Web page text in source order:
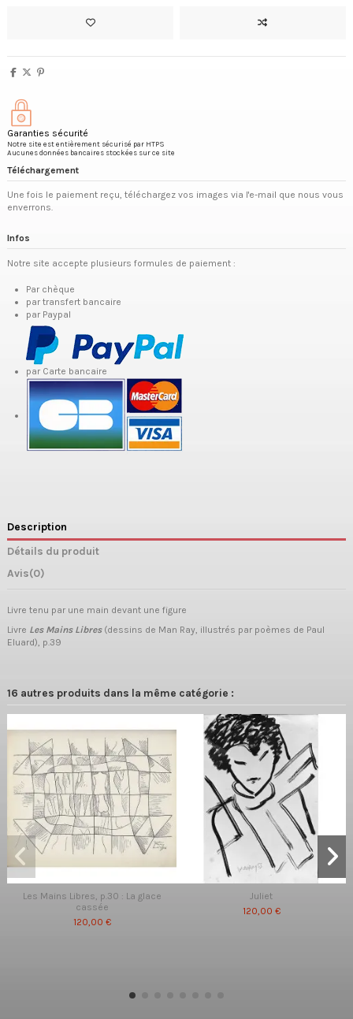
Garanties sécurité
Notre site est entièrement sécurisé par HTPS
Aucunes données bancaires stockées sur ce site
Téléchargement
Une fois le paiement reçu, téléchargez vos images via l'e-mail que nous vous
enverrons.
Infos
Notre site accepte plusieurs formules de paiement :
Par chèque
par transfert bancaire
par Paypal
par Carte bancaire
Description
Détails du produit
Avis(0)
Livre tenu par une main devant une figure
Livre Les Mains Libres(dessins de Man Ray, illustrés par poèmes de Paul
Eluard), p.39
16 autres produits dans la même catégorie :
Les Mains Libres, p.30 : La glace
cassée
120,00 €
Juliet
120,00 €